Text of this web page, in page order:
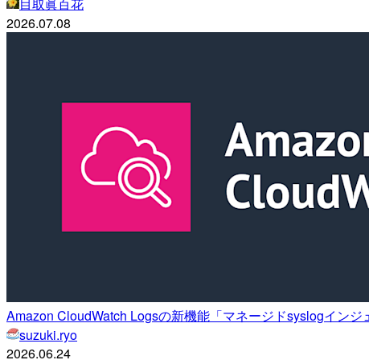
目取眞百花
2026.07.08
Amazon CloudWatch Logsの新機能「マネージドsyslogイン
suzuki.ryo
2026.06.24